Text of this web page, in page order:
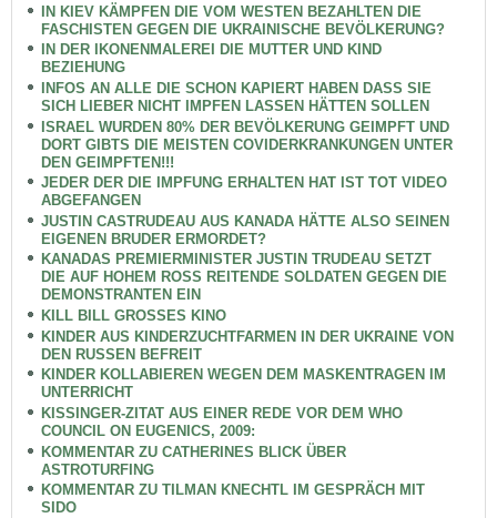
IN KIEV KÄMPFEN DIE VOM WESTEN BEZAHLTEN DIE
FASCHISTEN GEGEN DIE UKRAINISCHE BEVÖLKERUNG?
IN DER IKONENMALEREI DIE MUTTER UND KIND
BEZIEHUNG
INFOS AN ALLE DIE SCHON KAPIERT HABEN DASS SIE
SICH LIEBER NICHT IMPFEN LASSEN HÄTTEN SOLLEN
ISRAEL WURDEN 80% DER BEVÖLKERUNG GEIMPFT UND
DORT GIBTS DIE MEISTEN COVIDERKRANKUNGEN UNTER
DEN GEIMPFTEN!!!
JEDER DER DIE IMPFUNG ERHALTEN HAT IST TOT VIDEO
ABGEFANGEN
JUSTIN CASTRUDEAU AUS KANADA HÄTTE ALSO SEINEN
EIGENEN BRUDER ERMORDET?
KANADAS PREMIERMINISTER JUSTIN TRUDEAU SETZT
DIE AUF HOHEM ROSS REITENDE SOLDATEN GEGEN DIE
DEMONSTRANTEN EIN
KILL BILL GROSSES KINO
KINDER AUS KINDERZUCHTFARMEN IN DER UKRAINE VON
DEN RUSSEN BEFREIT
KINDER KOLLABIEREN WEGEN DEM MASKENTRAGEN IM
UNTERRICHT
KISSINGER-ZITAT AUS EINER REDE VOR DEM WHO
COUNCIL ON EUGENICS, 2009:
KOMMENTAR ZU CATHERINES BLICK ÜBER
ASTROTURFING
KOMMENTAR ZU TILMAN KNECHTL IM GESPRÄCH MIT
SIDO